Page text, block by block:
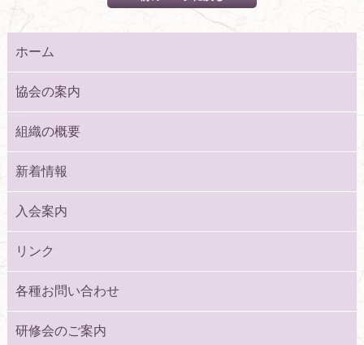
ホーム
協会の案内
組織の概要
新着情報
入会案内
リンク
各種お問い合わせ
研修会のご案内